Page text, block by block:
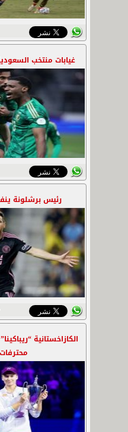
غيابات منتخب
رئيس برشلونة
الكازاخستانية
محترفات